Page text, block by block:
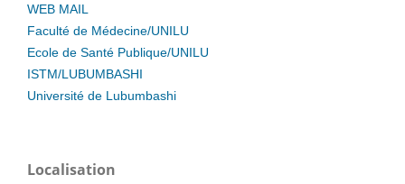
WEB MAIL
Faculté de Médecine/UNILU
Ecole de Santé Publique/UNILU
ISTM/LUBUMBASHI
Université de Lubumbashi
Localisation